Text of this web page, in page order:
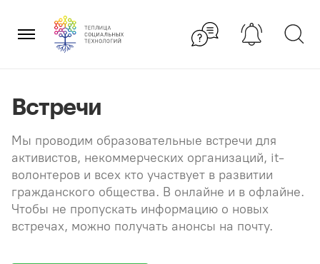
содержанию
×
Встречи
Мы проводим образовательные встречи для
активистов, некоммерческих организаций, it-
волонтеров и всех кто участвует в развитии
гражданского общества. В онлайне и в офлайне.
Чтобы не пропускать информацию о новых
встречах, можно получать анонсы на почту.